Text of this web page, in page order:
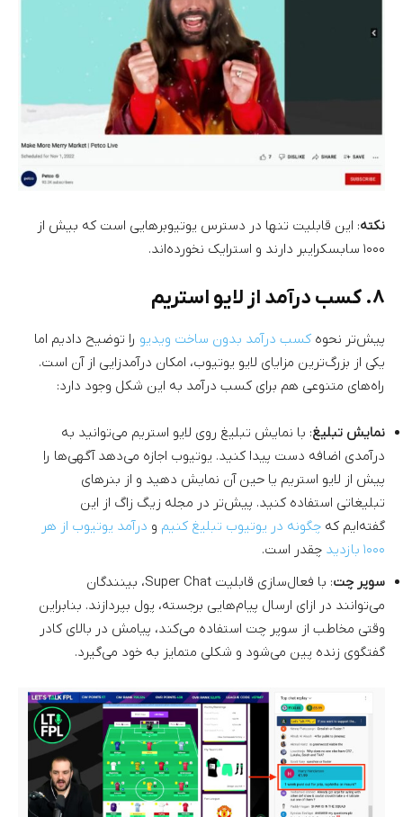
نکته: این قابلیت تنها در دسترس یوتیوبرهایی است که بیش از
۱۰۰۰ سابسکرایبر دارند و استرایک نخورده‌اند.
۸. کسب درآمد از لایو استریم
پیش‌تر نحوه کسب درآمد بدون ساخت ویدیو را توضیح دادیم اما
یکی از بزرگ‌ترین مزایای لایو یوتیوب، امکان درآمدزایی از آن است.
راه‌های متنوعی هم برای کسب درآمد به این شکل وجود دارد:
نمایش تبلیغ: با نمایش تبلیغ روی لایو استریم می‌توانید به
درآمدی اضافه دست پیدا کنید. یوتیوب اجازه می‌دهد آگهی‌ها را
پیش از لایو استریم یا حین آن نمایش دهید و از بنرهای
تبلیغاتی استفاده کنید. پیش‌تر در مجله زیگ زاگ از این
گفته‌ایم که چگونه در یوتیوب تبلیغ کنیم و درآمد یوتیوب از هر
۱۰۰۰ بازدید
چقدر است.
سوپر چت
: با فعال‌سازی قابلیت Super Chat، بینندگان
می‌توانند در ازای ارسال پیام‌هایی برجسته، پول بپردازند. بنابراین
وقتی مخاطب از سوپر چت استفاده می‌کند، پیامش در بالای کادر
گفتگوی زنده پین می‌شود و شکلی متمایز به خود می‌گیرد.